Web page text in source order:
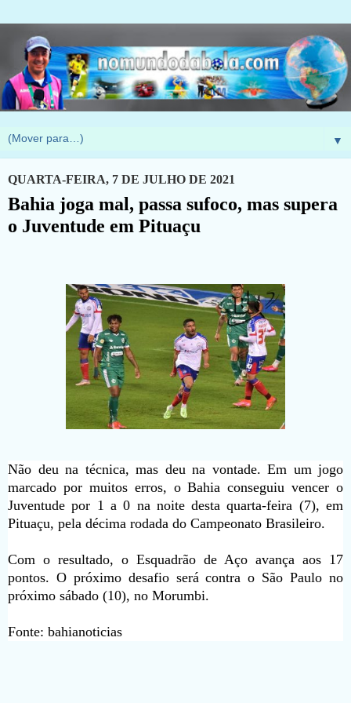
▼
QUARTA-FEIRA, 7 DE JULHO DE 2021
Bahia joga mal, passa sufoco, mas supera
o Juventude em Pituaçu
Não deu na técnica, mas deu na vontade. Em um jogo
marcado por muitos erros, o Bahia conseguiu vencer o
Juventude por 1 a 0 na noite desta quarta-feira (7), em
Pituaçu, pela décima rodada do Campeonato Brasileiro.
Com o resultado, o Esquadrão de Aço avança aos 17
pontos. O próximo desafio será contra o São Paulo no
próximo sábado (10), no Morumbi.
Fonte: bahianoticias